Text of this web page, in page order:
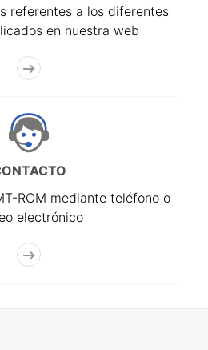
referentes a los diferentes
en nuestra web
RCM mediante teléfono o
electrónico